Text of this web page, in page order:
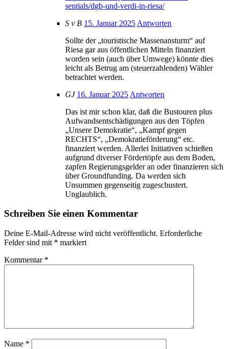
sentials/dgb-und-verdi-in-riesa/
S v B 15. Januar 2025 Antworten
Sollte der „touristische Massenansturm“ auf
Riesa gar aus öffentlichen Mitteln finanziert
worden sein (auch über Umwege) könnte dies
leicht als Betrug am (steuerzahlenden) Wähler
betrachtet werden.
GJ 16. Januar 2025 Antworten
Das ist mir schon klar, daß die Bustouren plus
Aufwandsentschädigungen aus den Töpfen
„Unsere Demokratie“, „Kampf gegen
RECHTS“, „Demokratieförderung“ etc.
finanziert werden. Allerlei Initiativen schießen
aufgrund diverser Fördertöpfe aus dem Boden,
zapfen Regierungsgelder an oder finanzieren sich
über Groundfunding. Da werden sich
Unsummen gegenseitig zugeschustert.
Unglaublich.
Schreiben Sie einen Kommentar
Deine E-Mail-Adresse wird nicht veröffentlicht. Erforderliche
Felder sind mit * markiert
Kommentar *
Name *